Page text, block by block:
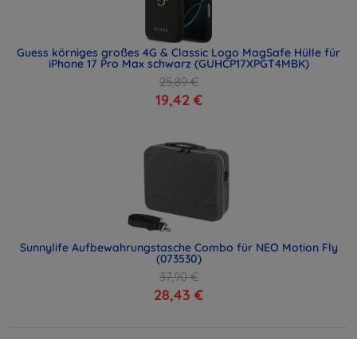
Guess körniges großes 4G & Classic Logo MagSafe Hülle für
iPhone 17 Pro Max schwarz (GUHCP17XPGT4MBK)
25,89 €
19,42 €
Sunnylife Aufbewahrungstasche Combo für NEO Motion Fly
(073530)
37,90 €
28,43 €